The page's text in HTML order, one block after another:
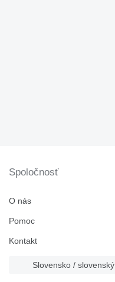
Spoločnosť
O nás
Pomoc
Kontakt
Slovensko / slovenský